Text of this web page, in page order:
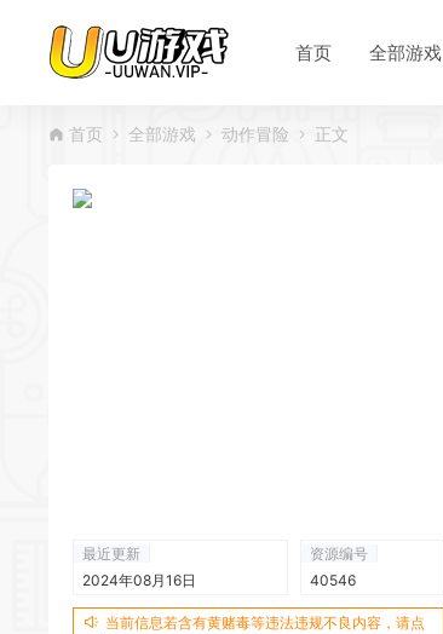
首页 全部游戏
首页 全部游戏 动作冒险 正文
最近更新
2024年08月16日
资源编号
40546
当前信息若含有黄赌毒等违法违规不良内容，请点
*
*
*